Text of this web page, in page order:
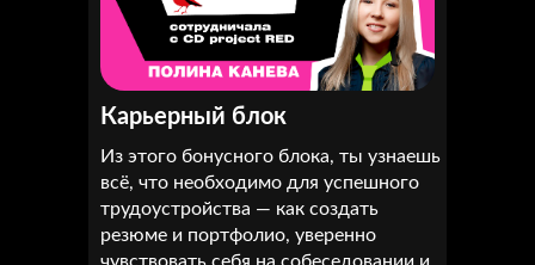
Из этого бонусного блока, ты узнаешь
всё, что необходимо для успешного
трудоустройства — как создать
резюме и портфолио, уверенно
Карьерный блок